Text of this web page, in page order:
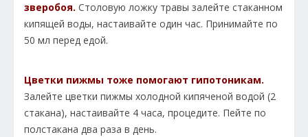
зверобоя. Столовую ложку травы залейте стаканном
кипящей воды, настаивайте один час. Принимайте по
50 мл перед едой.
Цветки пижмы тоже помогают гипотоникам.
Залейте цветки пижмы холодной кипяченой водой (2
стакана), настаивайте 4 часа, процедите. Пейте по
полстакана два раза в день.